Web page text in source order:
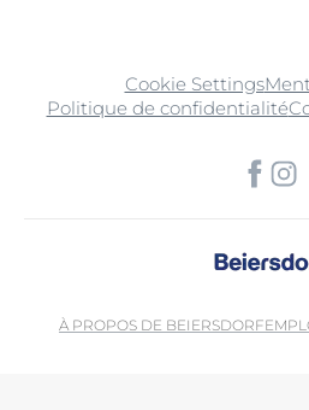
Cookie Settings
Politique de confidentialité
À PROPOS DE BEIERSDORF